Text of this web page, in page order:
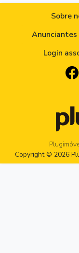
Sobre
Anunciantes
Login
Copyright © 2026